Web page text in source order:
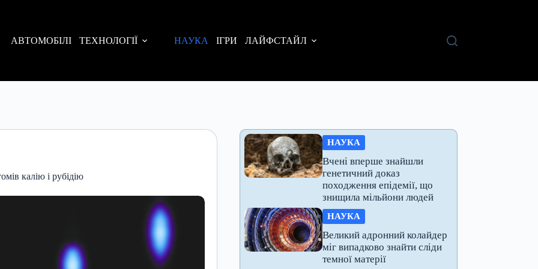
АВТОМОБІЛІ ТЕХНОЛОГІЇ НАУКА ІГРИ ЛАЙФСТАЙЛ
калію і рубідію
НАУКА
Вчені вперше знайшли
генетичний доказ
походження епідемії, що
знищила мільйони людей
НАУКА
Великий адронний колайдер
міг випадково знайти сліди
темної матерії